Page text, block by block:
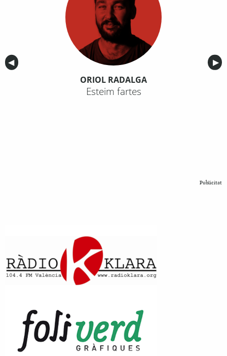
Anterior
◀︎ ▶︎
ORIOL RADALGA
Esteim fartes
Publicitat